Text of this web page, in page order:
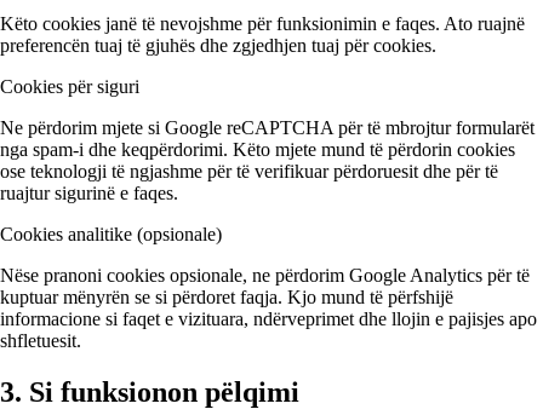
Këto cookies janë të nevojshme për funksionimin e faqes. Ato ruajnë
preferencën tuaj të gjuhës dhe zgjedhjen tuaj për cookies.
Cookies për siguri
Ne përdorim mjete si Google reCAPTCHA për të mbrojtur formularët
nga spam-i dhe keqpërdorimi. Këto mjete mund të përdorin cookies
ose teknologji të ngjashme për të verifikuar përdoruesit dhe për të
ruajtur sigurinë e faqes.
Cookies analitike (opsionale)
Nëse pranoni cookies opsionale, ne përdorim Google Analytics për të
kuptuar mënyrën se si përdoret faqja. Kjo mund të përfshijë
informacione si faqet e vizituara, ndërveprimet dhe llojin e pajisjes apo
shfletuesit.
3. Si funksionon pëlqimi